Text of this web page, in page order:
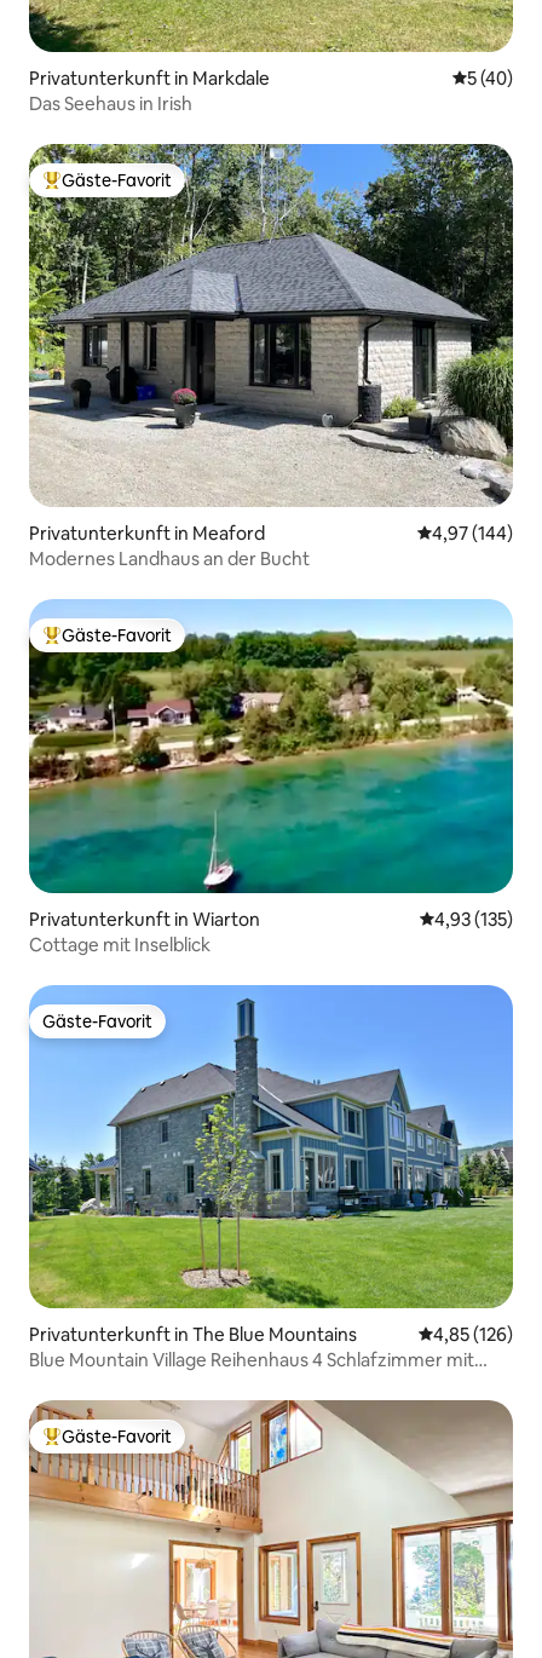
Privatunterkunft in Markdale
5 (40)
Das Seehaus in Irish
Beliebter Gäste-Favorit.
Gäste-Favorit
Privatunterkunft in Meaford
4,97 (144)
Modernes Landhaus an der Bucht
Beliebter Gäste-Favorit.
Gäste-Favorit
Privatunterkunft in Wiarton
4,93 (135)
Cottage mit Inselblick
Gäste-Favorit
Gäste-Favorit
Privatunterkunft in The Blue Mountains
4,85 (126)
Blue Mountain Village Reihenhaus 4 Schlafzimmer mit
Beliebter Gäste-Favorit.
Gäste-Favorit